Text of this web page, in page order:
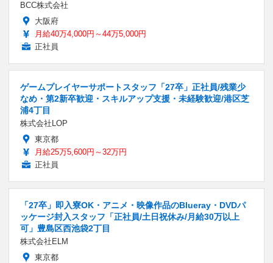
BCC株式会社
大阪府
月給40万4,000円～44万5,000円
正社員
ゲームプレイヤーサポートスタッフ「27卒」正社員/残業少
なめ・第2新卒歓迎・スキルアップ支援・未経験歓迎/港区芝
浦4丁目
株式会社LOP
東京都
月給25万5,600円～32万円
正社員
「27卒」即入寮OK・アニメ・映像作品のBlueray・DVDパ
ッケージ封入スタッフ「正社員/土日祝休み/月給30万以上
可」豊島区西池袋2丁目
株式会社ELM
東京都